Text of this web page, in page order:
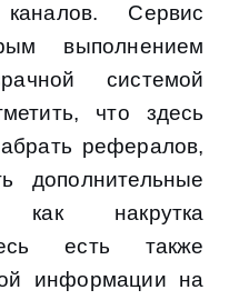
Сервис
выполнением
системой
что здесь
рефералов,
дополнительные
как накрутка
есть также
информации на